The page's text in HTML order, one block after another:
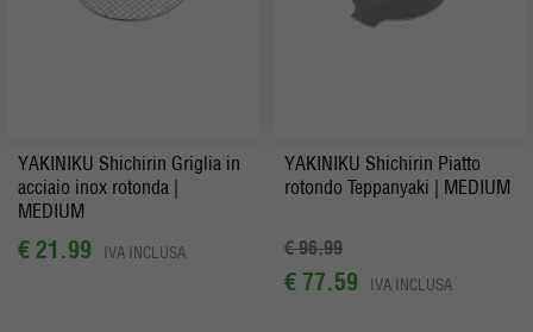
YAKINIKU Shichirin Griglia in
acciaio inox rotonda |
MEDIUM
€ 21.99 IVA INCLUSA
YAKINIKU Shichirin Piatto
rotondo Teppanyaki | MEDIUM
€ 96.99
€ 77.59 IVA INCLUSA